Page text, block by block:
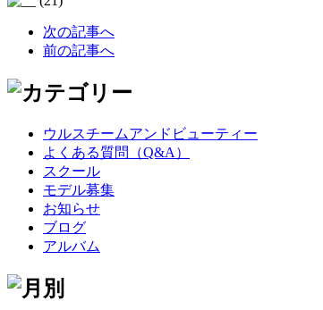
次の記事へ
前の記事へ
ウルスチームアンドビューティー
よくある質問（Q&A）
スクール
モデル募集
お知らせ
ブログ
アルバム